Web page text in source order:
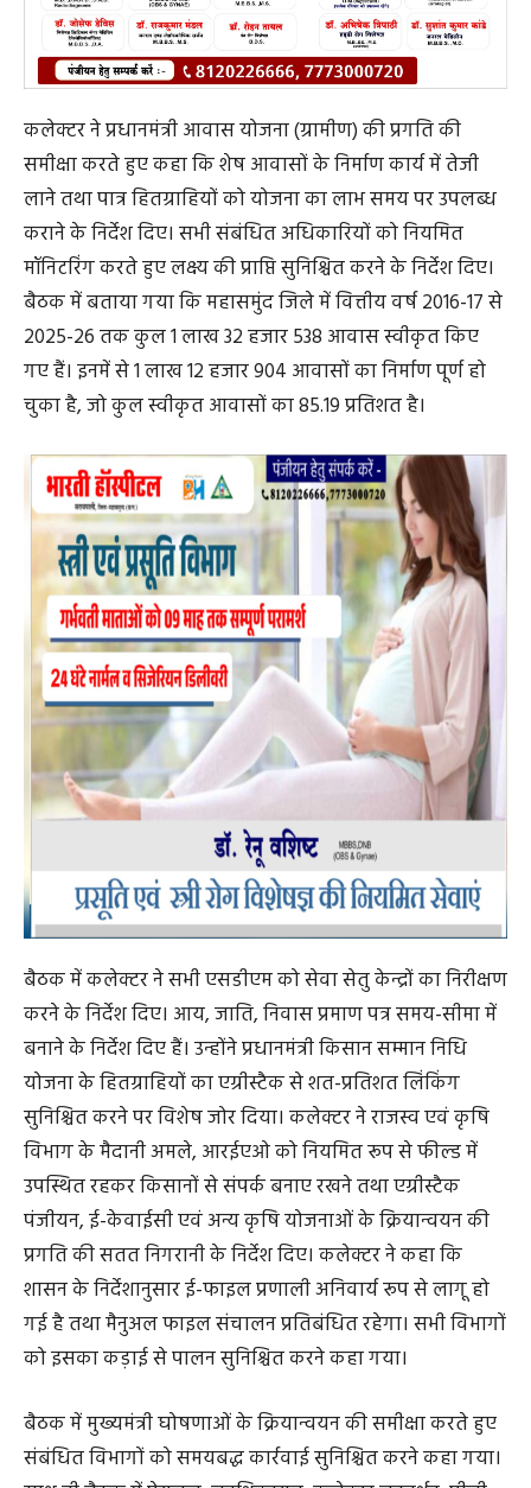
कलेक्टर ने प्रधानमंत्री आवास योजना (ग्रामीण) की प्रगति की
समीक्षा करते हुए कहा कि शेष आवासों के निर्माण कार्य में तेजी
लाने तथा पात्र हितग्राहियों को योजना का लाभ समय पर उपलब्ध
कराने के निर्देश दिए। सभी संबंधित अधिकारियों को नियमित
मॉनिटरिंग करते हुए लक्ष्य की प्राप्ति सुनिश्चित करने के निर्देश दिए।
बैठक में बताया गया कि महासमुंद जिले में वित्तीय वर्ष 2016-17 से
2025-26 तक कुल 1 लाख 32 हजार 538 आवास स्वीकृत किए
गए हैं। इनमें से 1 लाख 12 हजार 904 आवासों का निर्माण पूर्ण हो
चुका है, जो कुल स्वीकृत आवासों का 85.19 प्रतिशत है।
बैठक में कलेक्टर ने सभी एसडीएम को सेवा सेतु केन्द्रों का निरीक्षण
करने के निर्देश दिए। आय, जाति, निवास प्रमाण पत्र समय-सीमा में
बनाने के निर्देश दिए हैं। उन्होंने प्रधानमंत्री किसान सम्मान निधि
योजना के हितग्राहियों का एग्रीस्टैक से शत-प्रतिशत लिंकिंग
सुनिश्चित करने पर विशेष जोर दिया। कलेक्टर ने राजस्व एवं कृषि
विभाग के मैदानी अमले, आरईएओ को नियमित रूप से फील्ड में
उपस्थित रहकर किसानों से संपर्क बनाए रखने तथा एग्रीस्टैक
पंजीयन, ई-केवाईसी एवं अन्य कृषि योजनाओं के क्रियान्वयन की
प्रगति की सतत निगरानी के निर्देश दिए। कलेक्टर ने कहा कि
शासन के निर्देशानुसार ई-फाइल प्रणाली अनिवार्य रूप से लागू हो
गई है तथा मैनुअल फाइल संचालन प्रतिबंधित रहेगा। सभी विभागों
को इसका कड़ाई से पालन सुनिश्चित करने कहा गया।